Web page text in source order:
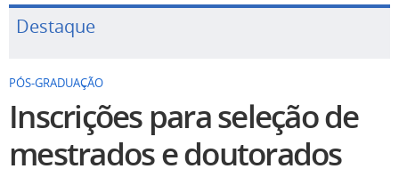
Destaque
PÓS-GRADUAÇÃO
Inscrições para seleção de
mestrados e doutorados